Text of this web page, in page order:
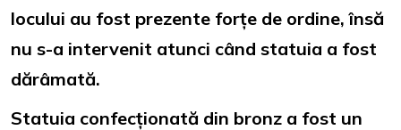
locului au fost prezente forțe de ordine, însă
nu s-a intervenit atunci când statuia a fost
dărâmată.
Statuia confecționată din bronz a fost un